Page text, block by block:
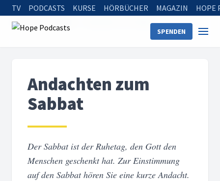
TV PODCASTS KURSE HÖRBÜCHER MAGAZIN HOPE
SPENDEN
Startseite Andachten zum Sabbat
Andachten zum
Sabbat
Der Sabbat ist der Ruhetag, den Gott den
Menschen geschenkt hat. Zur Einstimmung
auf den Sabbat hören Sie eine kurze Andacht.